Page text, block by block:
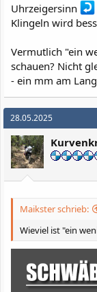
Uhrzeigersinn
Klingeln wird
Vermutlich "ein
schauen? Nicht
- ein mm am
28.05.2025
Maikster schrieb:
Wieviel ist "ein